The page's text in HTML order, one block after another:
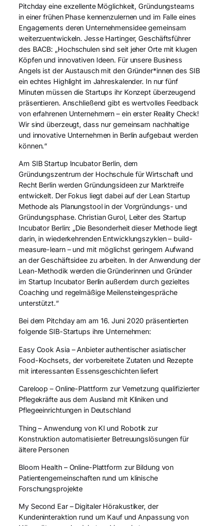
Pitchday eine exzellente Möglichkeit, Gründungsteams
in einer frühen Phase kennenzulernen und im Falle eines
Engagements deren Unternehmensidee gemeinsam
weiterzuentwickeln. Jesse Hartinger, Geschäftsführer
des BACB: „Hochschulen sind seit jeher Orte mit klugen
Köpfen und innovativen Ideen. Für unsere Business
Angels ist der Austausch mit den Gründer*innen des SIB
ein echtes Highlight im Jahreskalender. In nur fünf
Minuten müssen die Startups ihr Konzept überzeugend
präsentieren. Anschließend gibt es wertvolles Feedback
von erfahrenen Unternehmern – ein erster Reality Check!
Wir sind überzeugt, dass nur gemeinsam nachhaltige
und innovative Unternehmen in Berlin aufgebaut werden
können.“
Am SIB Startup Incubator Berlin, dem
Gründungszentrum der Hochschule für Wirtschaft und
Recht Berlin werden Gründungsideen zur Marktreife
entwickelt. Der Fokus liegt dabei auf der Lean Startup
Methode als Planungstool in der Vorgründungs- und
Gründungsphase. Christian Gurol, Leiter des Startup
Incubator Berlin: „Die Besonderheit dieser Methode liegt
darin, in wiederkehrenden Entwicklungszyklen – build-
measure-learn – und mit möglichst geringem Aufwand
an der Geschäftsidee zu arbeiten. In der Anwendung der
Lean-Methodik werden die Gründerinnen und Gründer
im Startup Incubator Berlin außerdem durch gezieltes
Coaching und regelmäßige Meilensteingespräche
unterstützt.“
Bei dem Pitchday am am 16. Juni 2020 präsentierten
folgende SIB-Startups ihre Unternehmen:
Easy Cook Asia – Anbieter authentischer asiatischer
Food-Kochsets, der vorbereitete Zutaten und Rezepte
mit interessanten Essensgeschichten liefert
Careloop – Online-Plattform zur Vernetzung qualifizierter
Pflegekräfte aus dem Ausland mit Kliniken und
Pflegeeinrichtungen in Deutschland
Thing – Anwendung von KI und Robotik zur
Konstruktion automatisierter Betreuungslösungen für
ältere Personen
Bloom Health – Online-Plattform zur Bildung von
Patientengemeinschaften rund um klinische
Forschungsprojekte
My Second Ear – Digitaler Hörakustiker, der
Kundeninteraktion rund um Kauf und Anpassung von